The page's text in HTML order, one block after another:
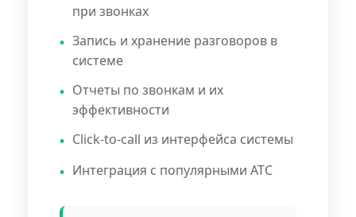
при звонках
Запись и хранение разговоров в
системе
Отчеты по звонкам и их
эффективности
Click-to-call из интерфейса системы
Интеграция с популярными АТС